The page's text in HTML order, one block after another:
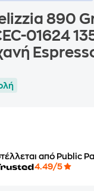
890
01624
από Public
4.49/5